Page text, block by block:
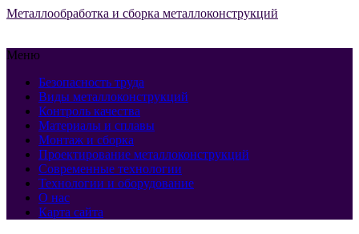
Металлообработка и сборка металлоконструкций
Меню
Безопасность труда
Виды металлоконструкций
Контроль качества
Материалы и сплавы
Монтаж и сборка
Проектирование металлоконструкций
Современные технологии
Технологии и оборудование
О нас
Карта сайта